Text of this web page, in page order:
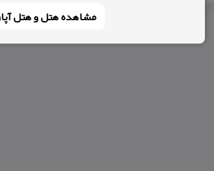
مشاهده هتل و هتل‌